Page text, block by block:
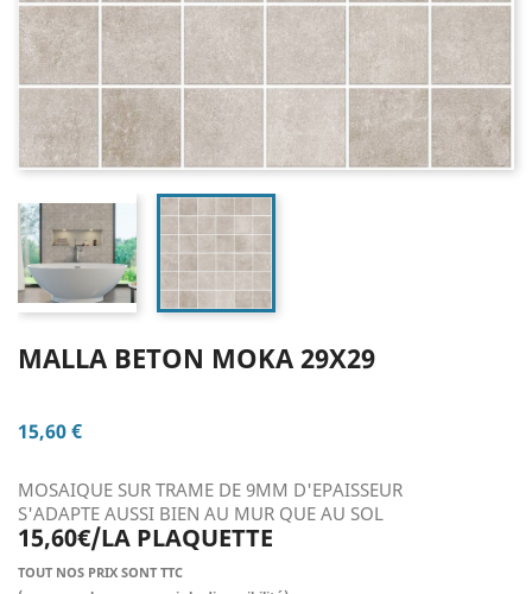
MALLA BETON MOKA 29X29
15,60 €
MOSAIQUE SUR TRAME DE 9MM D'EPAISSEUR
S'ADAPTE AUSSI BIEN AU MUR QUE AU SOL
15,60€/LA PLAQUETTE
TOUT NOS PRIX SONT TTC